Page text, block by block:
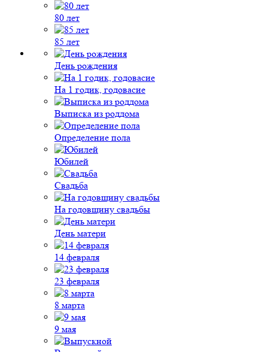
80 лет
85 лет
День рождения
На 1 годик, годовасие
Выписка из роддома
Определение пола
Юбилей
Свадьба
На годовщину свадьбы
День матери
14 февраля
23 февраля
8 марта
9 мая